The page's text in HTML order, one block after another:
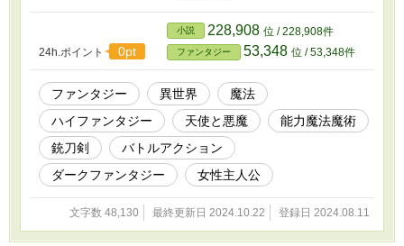
24h.ポイント 0pt
小説 228,908 位 / 228,908件
ファンタジー 53,348 位 / 53,348件
ファンタジー 異世界
魔法
ハイファンタジー
天使と悪魔
能力魔法魔術
銃刀剣
バトルアクション
ダークファンタジー
女性主人公
文字数 48,130 最終更新日 2024.10.22 登録日 2024.08.11